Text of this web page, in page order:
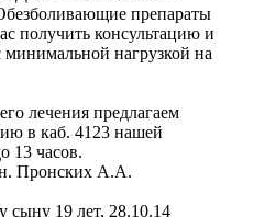
препараты
получить консультацию и
минимальной нагрузкой на
лечения предлагаем
в каб. 4123 нашей
13 часов.
Пронских А.А.
сыну 19 лет, 28.10.14